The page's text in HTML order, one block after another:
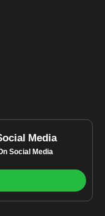
Media
Social Media